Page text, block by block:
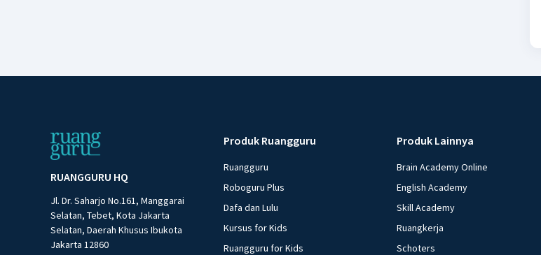
RUANGGURU HQ
Jl. Dr. Saharjo No.161, Manggarai
Selatan, Tebet, Kota Jakarta
Selatan, Daerah Khusus Ibukota
Jakarta 12860
Produk Ruangguru
Ruangguru
Roboguru Plus
Dafa dan Lulu
Kursus for Kids
Ruangguru for Kids
Produk Lainnya
Brain Academy Online
English Academy
Skill Academy
Ruangkerja
Schoters